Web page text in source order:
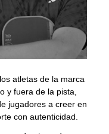
atletas de la marca
y fuera de la pista,
jugadores a creer en
con autenticidad.